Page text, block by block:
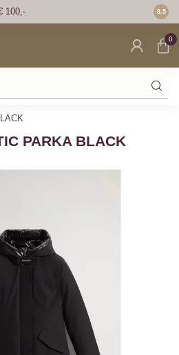
100,- Voor
8.5
0
PARKA BLACK